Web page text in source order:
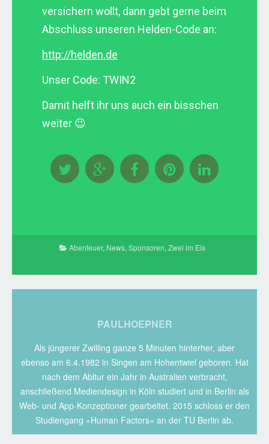
versichern wollt, dann gebt gerne beim
Abschluss unseren Helden-Code an:
http://helden.de
Unser Code: TWIN2
Damit helft ihr uns auch ein bisschen
weiter 😉
Abenteuer, News, Sponsoren, Zwei im Eis
PAULHOEPNER
Als jüngerer Zwilling ganze 5 Minuten hinterher, aber
ebenso am 6.4.1982 in Singen am Hohentwiel geboren. Hat
nach dem Abitur ein Jahr in Australien verbracht,
anschließend Mediendesign in Köln studiert und in Berlin als
Web- und App-Konzeptioner gearbeitet. 2015 schloss er den
Studiengang »Human Factors« an der TU Berlin ab.